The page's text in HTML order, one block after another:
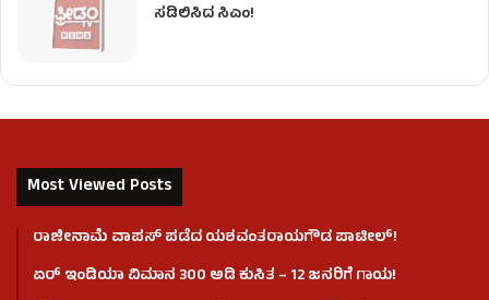
ಸಡಿಲಿಸಿದ ಸಿಎಂ!
Most Viewed Posts
ರಾಜೀನಾಮೆ ವಾಪಸ್ ಪಡೆದ ಯಶವಂತರಾಯಗೌಡ ಪಾಟೀಲ್‌!
ಏರ್ ಇಂಡಿಯಾ ವಿಮಾನ 300 ಅಡಿ ಕುಸಿತ – 12 ಜನರಿಗೆ ಗಾಯ!